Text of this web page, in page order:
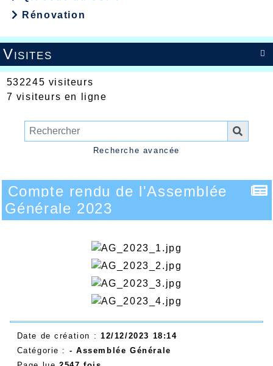
Rénovation

Visites
532245 visiteurs
7 visiteurs en ligne
Recherche avancée
Compte rendu de l'Assemblée
Générale 2023
Date de création : 12/12/2023 18:14
Catégorie : - Assemblée Générale